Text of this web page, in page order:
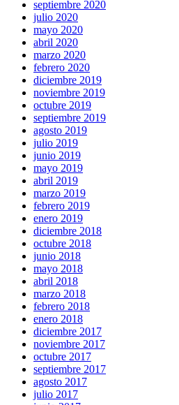
septiembre 2020
julio 2020
mayo 2020
abril 2020
marzo 2020
febrero 2020
diciembre 2019
noviembre 2019
octubre 2019
septiembre 2019
agosto 2019
julio 2019
junio 2019
mayo 2019
abril 2019
marzo 2019
febrero 2019
enero 2019
diciembre 2018
octubre 2018
junio 2018
mayo 2018
abril 2018
marzo 2018
febrero 2018
enero 2018
diciembre 2017
noviembre 2017
octubre 2017
septiembre 2017
agosto 2017
julio 2017